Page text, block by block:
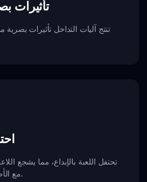
تأثيرات
تنتج آليات التداخل تأثيرات بصرية
تحتفل اللعبة بالإبداع، مما يشجع
مع الأصوات والمرئيات.